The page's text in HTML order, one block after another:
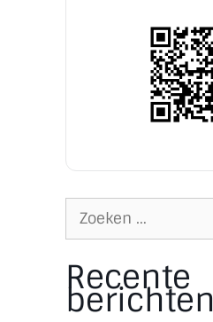
Recente
berichten